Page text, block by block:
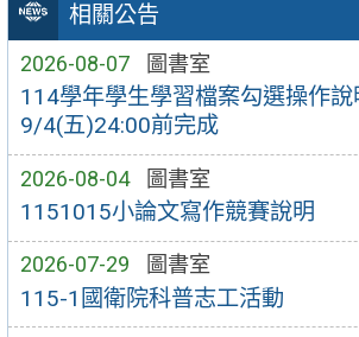
相關公告
2026-08-07 圖書室
114學年學生學習檔案勾選操作
9/4(五)24:00前完成
2026-08-04 圖書室
1151015小論文寫作競賽說明
2026-07-29 圖書室
115-1國衛院科普志工活動